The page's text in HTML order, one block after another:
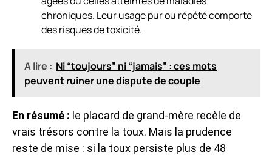
chroniques. Leur usage pur ou répété comporte
des risques de toxicité.
A lire : Ni “toujours” ni “jamais” : ces mots
peuvent ruiner une dispute de couple
En résumé : le placard de grand-mère recèle de
vrais trésors contre la toux. Mais la prudence
reste de mise : si la toux persiste plus de 48